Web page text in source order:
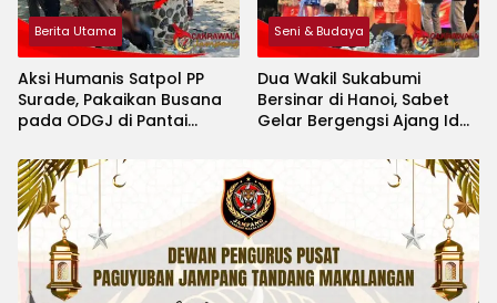
Berita Utama
Aksi Humanis Satpol PP
Surade, Pakaikan Busana
pada ODGJ di Pantai
Seni & Budaya
Dua Wakil Sukabumi
Bersinar di Hanoi, Sabet
Gelar Bergengsi Ajang Idol